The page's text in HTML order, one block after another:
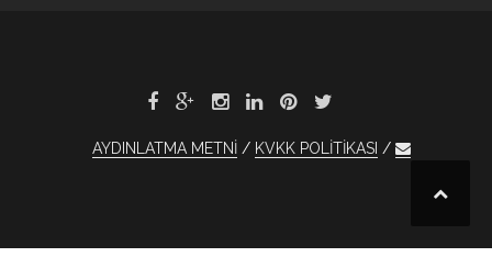
AYDINLATMA METNİ KVKK POLİTİKASI